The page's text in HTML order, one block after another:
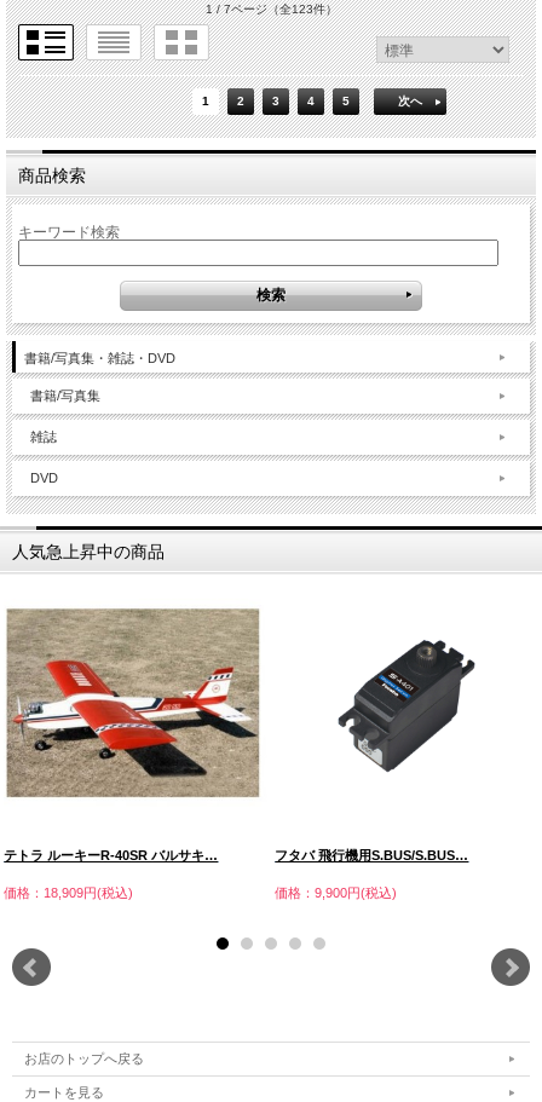
1 / 7ページ（全123件）
1 2 3 4 5 次へ
商品検索
キーワード検索
書籍/写真集・雑誌・DVD
書籍/写真集
雑誌
DVD
人気急上昇中の商品
テトラ ルーキーR-40SR バルサキ…
価格：18,909円(税込)
フタバ 飛行機用S.BUS/S.BUS…
価格：9,900円(税込)
お店のトップへ戻る
カートを見る